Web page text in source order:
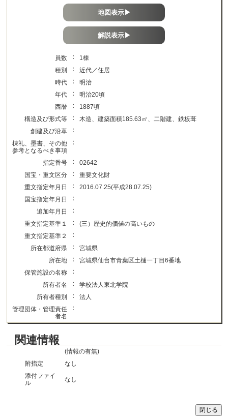
地図表示▶
解説表示▶
員数 ：
1棟
種別
：
近代／住居
時代
：
明治
年代
：
明治20頃
西暦
：
1887頃
構造及び形式等
：
木造、建築面積185.63㎡、二階建、鉄板葺
創建及び沿革
：
棟礼、墨書、その他
参考となるべき事項
：
指定番号 ：
02642
国宝・重文区分
：
重要文化財
重文指定年月日
：
2016.07.25(平成28.07.25)
国宝指定年月日
：
追加年月日 ：
重文指定基準１ ：
(三）歴史的価値の高いもの
重文指定基準２
：
所在都道府県 ：
宮城県
所在地
：
宮城県仙台市青葉区土樋一丁目6番地
保管施設の名称
：
所有者名 ：
学校法人東北学院
所有者種別
：
法人
管理団体・管理責任
者名
：
関連情報
(情報の有無)
附指定
なし
添付ファイ
ル
なし